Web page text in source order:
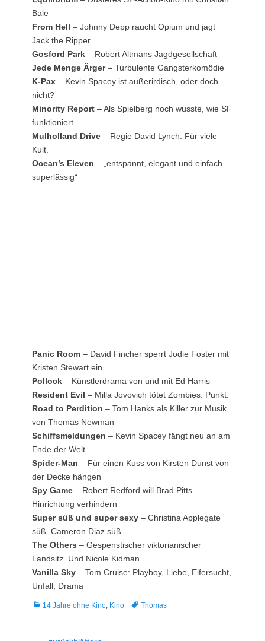
Bale
From Hell – Johnny Depp raucht Opium und jagt
Jack the Ripper
Gosford Park – Robert Altmans Jagdgesellschaft
Jede Menge Ärger– Turbulente Gangsterkomödie
K-Pax – Kevin Spacey ist außerirdisch, oder doch
nicht?
Minority Report – Als Spielberg noch wusste, wie SF
funktioniert
Mulholland Drive – Regie David Lynch. Für viele
Kult.
Ocean’s Eleven – „entspannt, elegant und einfach
superlässig“
Panic Room – David Fincher sperrt Jodie Foster mit
Kristen Stewart ein
Pollock – Künstlerdrama von und mit Ed Harris
Resident Evil – Milla Jovovich tötet Zombies. Punkt.
Road to Perdition – Tom Hanks als Killer zur Musik
von Thomas Newman
Schiffsmeldungen – Kevin Spacey fängt neu an am
Ende der Welt
Spider-Man – Für einen Kuss von Kirsten Dunst von
der Decke hängen
Spy Game – Robert Redford will Brad Pitts
Hinrichtung verhindern
Super süß und super sexy – Christina Applegate
süß. Cameron Diaz süß.
The Others – Gespenstischer viktorianischer
Landsitz. Und Nicole Kidman.
Vanilla Sky – Tom Cruise: Playboy, Liebe, Eifersucht,
Unfall, Drama
Kategorien
14 Jahre ohne Kino, Kino TagsThomas